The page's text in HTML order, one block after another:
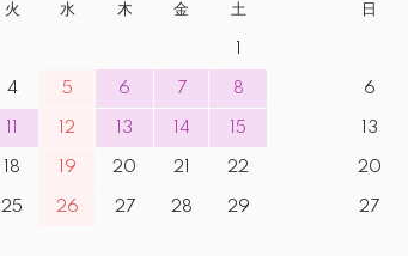
火 水 木 金 土
4 5 6 7 8
12 13 14 15
18 19 20 21 22
25 26 27 28 29
日
6
13
20
27